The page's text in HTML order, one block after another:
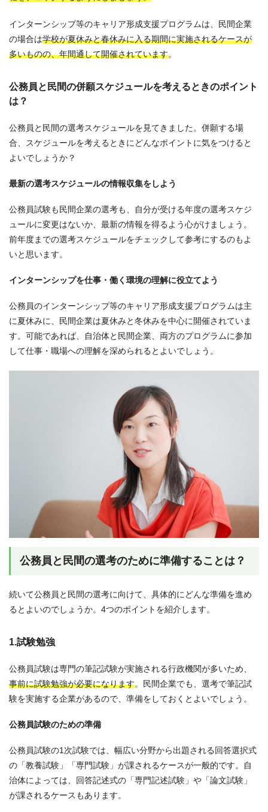
インターンシップ等のキャリア形成支援プログラムは、民間企業
の場合は学校が夏休みと春休みに入る期間に実施されるケースが
多いものの、年間通して開催されています。
公務員と民間の併願スケジュールを考えるときのポイント
は？
公務員と民間の選考スケジュールを見てきました。併願する場
合、スケジュールを考えるときにどんなポイントに気をつけると
よいでしょうか？
最新の選考スケジュールの情報収集をしよう
公務員試験も民間企業の選考も、自分が受ける年度の選考スケジ
ュールに変更はないか、最新の情報を得るよう心がけましょう。
前年度までの選考スケジュールをチェックして参考にするのもよ
いと思います。
インターンシップを仕事・働く環境の理解に役立てよう
公務員のインターンシップ等のキャリア形成支援プログラムは主
に夏休みに、民間企業は夏休みと冬休みを中心に開催されていま
す。可能であれば、自治体と民間企業、両方のプログラムに参加
して仕事・職場への理解を深められるとよいでしょう。
公務員と民間の選考のために準備することは？
続いて公務員と民間の選考に向けて、具体的にどんな準備を進め
るとよいのでしょうか。4つのポイントを紹介します。
1.試験勉強
公務員試験は専門の筆記試験が実施される行政機関が多いため、
事前に試験勉強が必要になります。民間企業でも、選考で筆記試
験を実施する企業があるので、準備をしておくとよいでしょう。
公務員試験のための準備
公務員試験の1次試験では、幅広い分野から出題される回答選択式
の「教養試験」「専門試験」が課されるケースが一般的です。自
治体によっては、回答記述式の「専門記述試験」や「論文試験」
が課されるケースもあります。